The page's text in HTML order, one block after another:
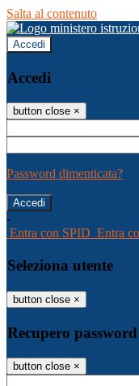
Salta al contenuto
Accedi
Accedi
button close ×
Password dimenticata?
-
Entra con SPID Entra
Seleziona utente
button close ×
Recupero password
button close ×